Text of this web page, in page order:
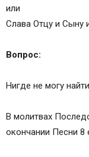
или
Слава Отцу и Сыну
Вопрос:
Нигде не могу
В молитвах
окончании Песни 8